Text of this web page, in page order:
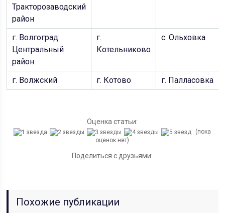
Тракторозаводский
район
г. Волгоград:
Центральный
район
г.
Котельниково
с. Ольховка
г. Волжский г. Котово г. Палласовка
Оценка статьи:
(пока
оценок нет)
Поделиться с друзьями:
Похожие публикации